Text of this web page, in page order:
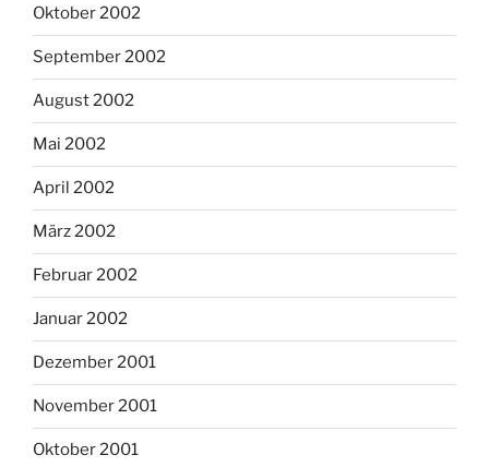
Oktober 2002
September 2002
August 2002
Mai 2002
April 2002
März 2002
Februar 2002
Januar 2002
Dezember 2001
November 2001
Oktober 2001